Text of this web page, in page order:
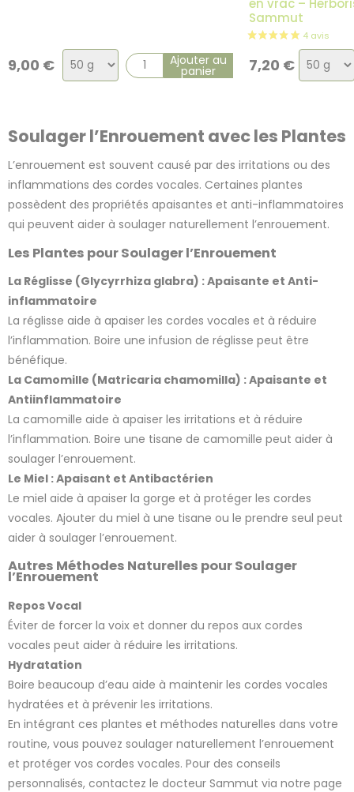
Soulager l’Enrouement avec les Plantes
L’enrouement est souvent causé par des irritations ou des
inflammations des cordes vocales. Certaines plantes
possèdent des propriétés apaisantes et anti-inflammatoires
qui peuvent aider à soulager naturellement l’enrouement.
Les Plantes pour Soulager l’Enrouement
La Réglisse (Glycyrrhiza glabra) : Apaisante et Anti-
inflammatoire
La réglisse aide à apaiser les cordes vocales et à réduire
l’inflammation. Boire une infusion de réglisse peut être
bénéfique.
La Camomille (Matricaria chamomilla) : Apaisante et
Antiinflammatoire
La camomille aide à apaiser les irritations et à réduire
l’inflammation. Boire une tisane de camomille peut aider à
soulager l’enrouement.
Le Miel : Apaisant et Antibactérien
Le miel aide à apaiser la gorge et à protéger les cordes
vocales. Ajouter du miel à une tisane ou le prendre seul peut
aider à soulager l’enrouement.
Autres Méthodes Naturelles pour Soulager
l’Enrouement
Repos Vocal
Éviter de forcer la voix et donner du repos aux cordes
vocales peut aider à réduire les irritations.
Hydratation
Boire beaucoup d’eau aide à maintenir les cordes vocales
hydratées et à prévenir les irritations.
En intégrant ces plantes et méthodes naturelles dans votre
routine, vous pouvez soulager naturellement l’enrouement
et protéger vos cordes vocales. Pour des conseils
personnalisés, contactez le docteur Sammut via notre page
2 avis
9,00 €
Choix
de
Ajouter au
panier
en vrac –
Sammut
7,20 € Choix
de